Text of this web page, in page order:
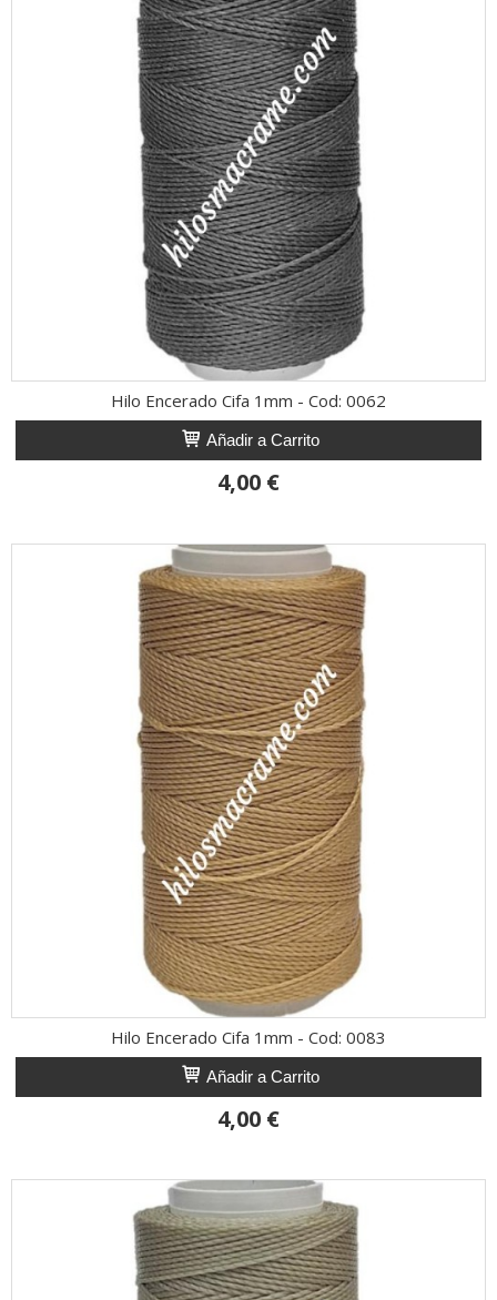
Hilo Encerado Cifa 1mm - Cod: 0062
Añadir a Carrito
4,00 €
Hilo Encerado Cifa 1mm - Cod: 0083
Añadir a Carrito
4,00 €